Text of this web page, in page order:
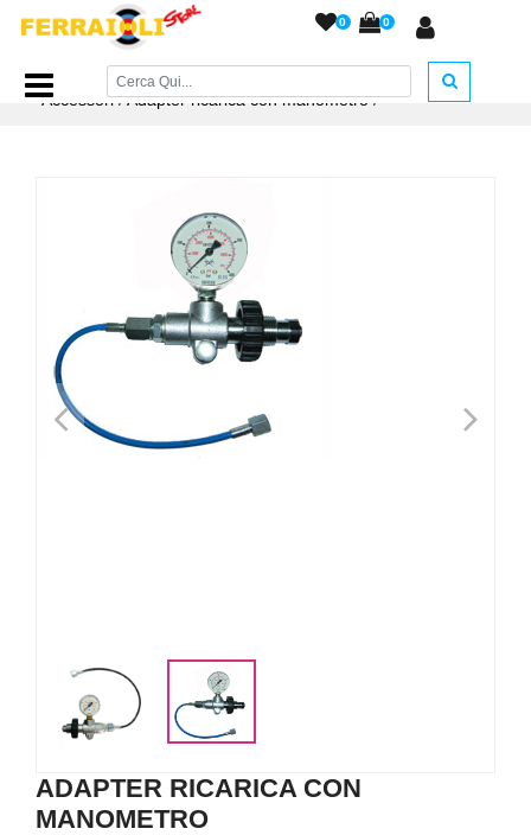
0 0
Home Page/ACCESSORI ARMERIA/Pompe, Bombole e
Accessori/Adapter ricarica con manometro/
< >
ADAPTER RICARICA CON
MANOMETRO